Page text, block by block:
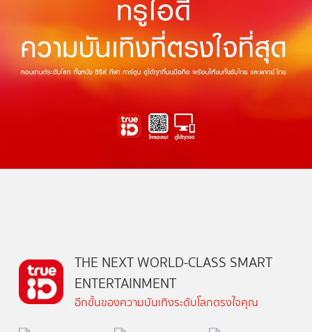
THE NEXT WORLD-CLASS SMART
ENTERTAINMENT
อีกขั้นของความบันเทิงระดับโลกตรงใจคุณ